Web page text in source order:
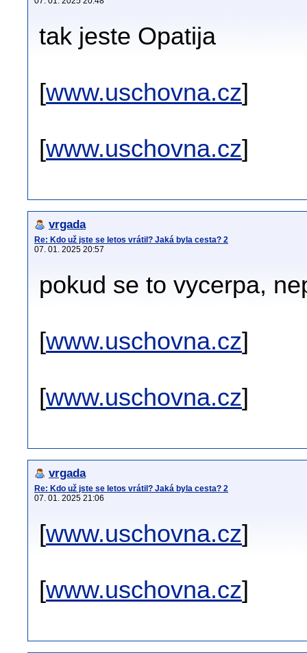
tak jeste Opatija
[www.uschovna.cz]
[www.uschovna.cz]
vrgada
Re: Kdo už jste se letos vrátil? Jaká byla cesta? 2
07. 01. 2025 20:57
pokud se to vycerpa,
[www.uschovna.cz]
[www.uschovna.cz]
vrgada
Re: Kdo už jste se letos vrátil? Jaká byla cesta? 2
07. 01. 2025 21:06
[www.uschovna.cz]
[www.uschovna.cz]